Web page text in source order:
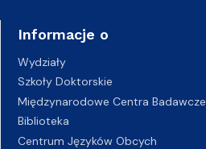
Informacje o
Wydziały
Szkoły Doktorskie
Międzynarodowe Centra Badawcze
Biblioteka
Centrum Języków Obcych